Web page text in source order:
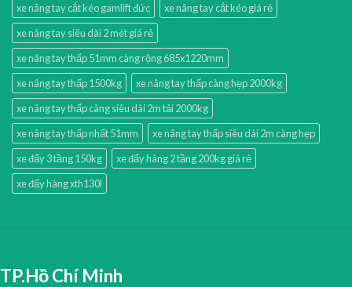
xe nâng tay cắt kéo gamlift đức
xe nâng tay cắt kéo giá rẻ
xe nâng tay siêu dài 2 mét giá rẻ
xe nâng tay thấp 51mm càng rộng 685x1220mm
xe nâng tay thấp 1500kg
xe nâng tay thấp càng hẹp 2000kg
xe nâng tay thấp càng siêu dài 2m tải 2000kg
xe nâng tay thấp nhất 51mm
xe nâng tay thấp siêu dài 2m càng hẹp
xe đẩy 3 tầng 150kg
xe đẩy hàng 2 tầng 200kg giá rẻ
xe đẩy hàng xth130l
TP.Hồ Chí Minh